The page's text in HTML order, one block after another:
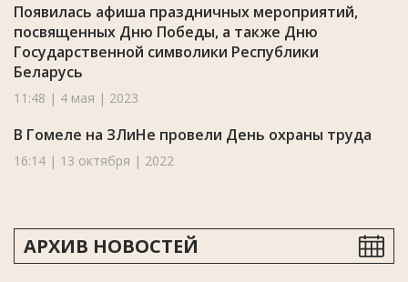
Появилась афиша праздничных мероприятий,
посвященных Дню Победы, а также Дню
Государственной символики Республики
Беларусь
11:48 | 4 мая | 2023
В Гомеле на ЗЛиНе провели День охраны труда
16:14 | 13 октября | 2022
АРХИВ НОВОСТЕЙ